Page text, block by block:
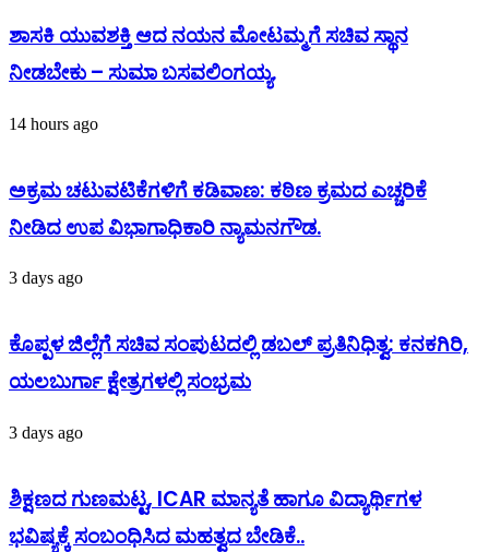
ಶಾಸಕಿ ಯುವಶಕ್ತಿ ಆದ ನಯನ ಮೋಟಮ್ಮಗೆ ಸಚಿವ ಸ್ಥಾನ
ನೀಡಬೇಕು – ಸುಮಾ ಬಸವಲಿಂಗಯ್ಯ.
14 hours ago
ಅಕ್ರಮ ಚಟುವಟಿಕೆಗಳಿಗೆ ಕಡಿವಾಣ: ಕಠಿಣ ಕ್ರಮದ ಎಚ್ಚರಿಕೆ
ನೀಡಿದ ಉಪ ವಿಭಾಗಾಧಿಕಾರಿ ನ್ಯಾಮನಗೌಡ.
3 days ago
ಕೊಪ್ಪಳ ಜಿಲ್ಲೆಗೆ ಸಚಿವ ಸಂಪುಟದಲ್ಲಿ ಡಬಲ್ ಪ್ರತಿನಿಧಿತ್ವ: ಕನಕಗಿರಿ,
ಯಲಬುರ್ಗಾ ಕ್ಷೇತ್ರಗಳಲ್ಲಿ ಸಂಭ್ರಮ
3 days ago
ಶಿಕ್ಷಣದ ಗುಣಮಟ್ಟ, ICAR ಮಾನ್ಯತೆ ಹಾಗೂ ವಿದ್ಯಾರ್ಥಿಗಳ
ಭವಿಷ್ಯಕ್ಕೆ ಸಂಬಂಧಿಸಿದ ಮಹತ್ವದ ಬೇಡಿಕೆ..